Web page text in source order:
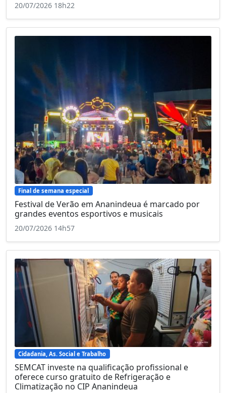
20/07/2026 18h22
Final de semana especial
Festival de Verão em Ananindeua é marcado por
grandes eventos esportivos e musicais
20/07/2026 14h57
Cidadania, As. Social e Trabalho
SEMCAT investe na qualificação profissional e
oferece curso gratuito de Refrigeração e
Climatização no CIP Ananindeua